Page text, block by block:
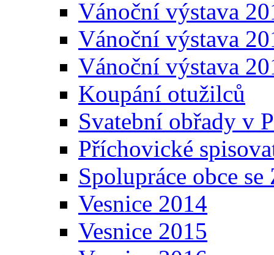
Vánoční výstava
Vánoční výstava
Vánoční výstava
Koupání otužilců
Svatební obřady v
Příchovické
Spolupráce obce
Vesnice 2014
Vesnice 2015